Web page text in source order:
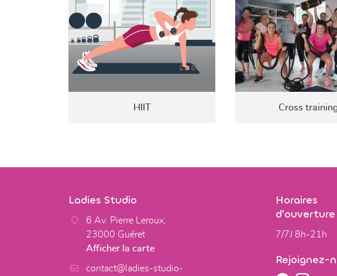
HIIT Cross
Ladies Studio
6 Av. Pierre Leroux,
23000 Guéret
Afficher la carte
Horaires
d'ouverture
7/7J 8h-21h
Rejoignez-